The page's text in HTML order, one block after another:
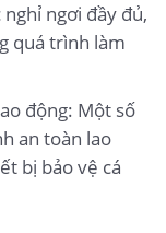
ngơi đầy đủ,
quá trình làm
động: Một số
an toàn lao
bị bảo vệ cá